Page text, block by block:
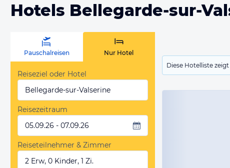
Hotels Bellegarde-sur-
Diese Hotelliste
Pauschalreisen Nur Hotel
Reiseziel oder Hotel
Bellegarde-sur-Valserine
Reisezeitraum
05.09.26 - 07.09.26
Reiseteilnehmer & Zimmer
2 Erw, 0 Kinder, 1 Zi.